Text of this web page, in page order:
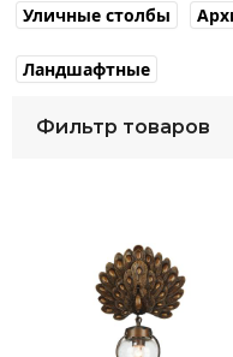
Уличные столбы
Ландшафтные
Фильтр товаров